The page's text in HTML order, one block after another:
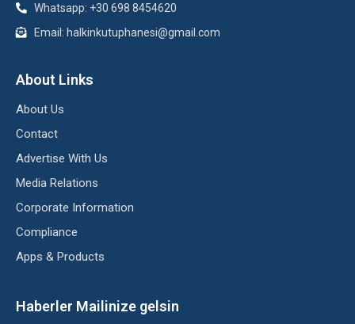
Whatsapp: +30 698 8454620
Email: halkinkutuphanesi@gmail.com
About Links
About Us
Contact
Advertise With Us
Media Relations
Corporate Information
Compliance
Apps & Products
Haberler Mailinize gelsin